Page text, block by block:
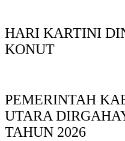
HARI KARTINI
KONUT
PEMERINTAH
UTARA
TAHUN 2026